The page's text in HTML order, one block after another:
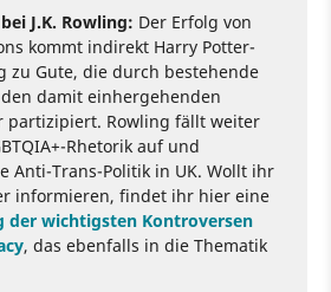
J.K. Rowling: Der Erfolg von
kommt indirekt Harry Potter-
zu Gute, die durch bestehende
damit einhergehenden
partizipiert. Rowling fällt weiter
Rhetorik auf und
Anti-Trans-Politik in UK. Wollt ihr
informieren, findet ihr hier eine
der wichtigsten Kontroversen
, das ebenfalls in die Thematik